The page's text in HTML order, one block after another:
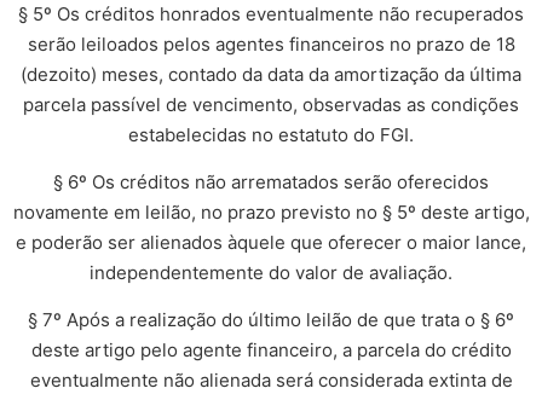
§ 5º Os créditos honrados eventualmente não recuperados
serão leiloados pelos agentes financeiros no prazo de 18
(dezoito) meses, contado da data da amortização da última
parcela passível de vencimento, observadas as condições
estabelecidas no estatuto do FGI.
§ 6º Os créditos não arrematados serão oferecidos
novamente em leilão, no prazo previsto no § 5º deste artigo,
e poderão ser alienados àquele que oferecer o maior lance,
independentemente do valor de avaliação.
§ 7º Após a realização do último leilão de que trata o § 6º
deste artigo pelo agente financeiro, a parcela do crédito
eventualmente não alienada será considerada extinta de